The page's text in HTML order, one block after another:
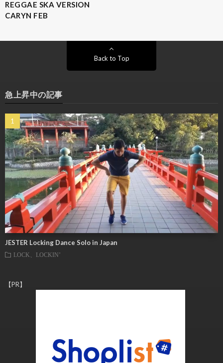
REGGAE SKA VERSION
CARYN FEB
Back to Top
急上昇中の記事
JESTER Locking Dance Solo in Japan
LOCK、LOCKIN’
【PR】